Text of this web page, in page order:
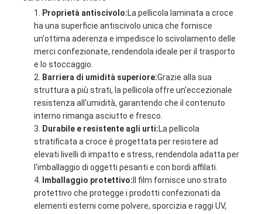
PRIVACY
Proprietà antiscivolo:La pellicola laminata a croce
ha una superficie antiscivolo unica che fornisce
un'ottima aderenza e impedisce lo scivolamento delle
merci confezionate, rendendola ideale per il trasporto
e lo stoccaggio.
Barriera di umidità superiore:Grazie alla sua
struttura a più strati, la pellicola offre un'eccezionale
resistenza all'umidità, garantendo che il contenuto
interno rimanga asciutto e fresco.
Durabile e resistente agli urti:La pellicola
stratificata a croce è progettata per resistere ad
elevati livelli di impatto e stress, rendendola adatta per
l'imballaggio di oggetti pesanti e con bordi affilati.
Imballaggio protettivo: Il film fornisce uno strato
protettivo che protegge i prodotti confezionati da
elementi esterni come polvere, sporcizia e raggi UV,